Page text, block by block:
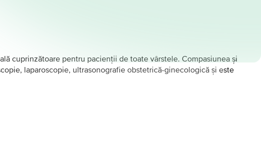
cuprinzătoare pentru pacienții de toate vârstele. Compasiunea și
laparoscopie, ultrasonografie obstetrică-ginecologică și este